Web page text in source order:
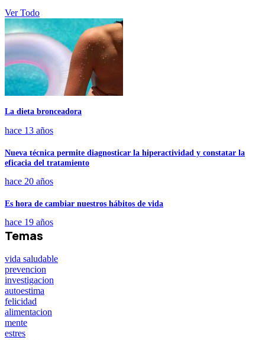
Ver Todo
La dieta bronceadora
hace 13 años
Nueva técnica permite diagnosticar la hiperactividad y constatar la
eficacia del tratamiento
hace 20 años
Es hora de cambiar nuestros hábitos de vida
hace 19 años
Temas
vida saludable
prevencion
investigacion
autoestima
felicidad
alimentacion
mente
estres